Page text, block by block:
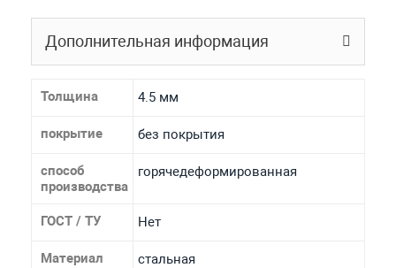
Дополнительная информация
Толщина 4.5 мм
покрытие без покрытия
способ
производства
горячедеформированная
ГОСТ / ТУ Нет
Материал стальная